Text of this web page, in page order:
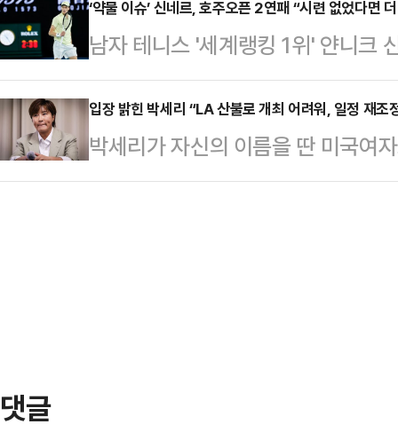
수들만 보낸다. 북한 선수가 동계
동계올림픽 이후 처음이다.북한은
계올림픽…
프리미어리그’ 레스터 시티와의
출전한 손흥민은 아쉽게 공격 포인
을 올린 양민혁은 벤치서 대기했으
당한 토트넘은 승점 추가에 실패
자리를 유지했다. 반면, 원정서 승
로 …
‘약물 이슈’ 신네르, 호주오픈 2연패 “시련 없었다면
남자 테니스 '세계랭킹 1위' 얀니크
에 성공했다.신네르는 26일(한국
저 테니스대회 ‘2024 호주오픈’ 남
더 츠베레프(27·독일)를 3-0(6-
에 입을 맞췄다.지난해 이어 호주오
입장 밝힌 박세리 “LA 산불로 개최 어려워, 일정 재조
박세리가 자신의 이름을 딴 미국여
챔피언십'의 연기 발표에 대해 대회
댓글